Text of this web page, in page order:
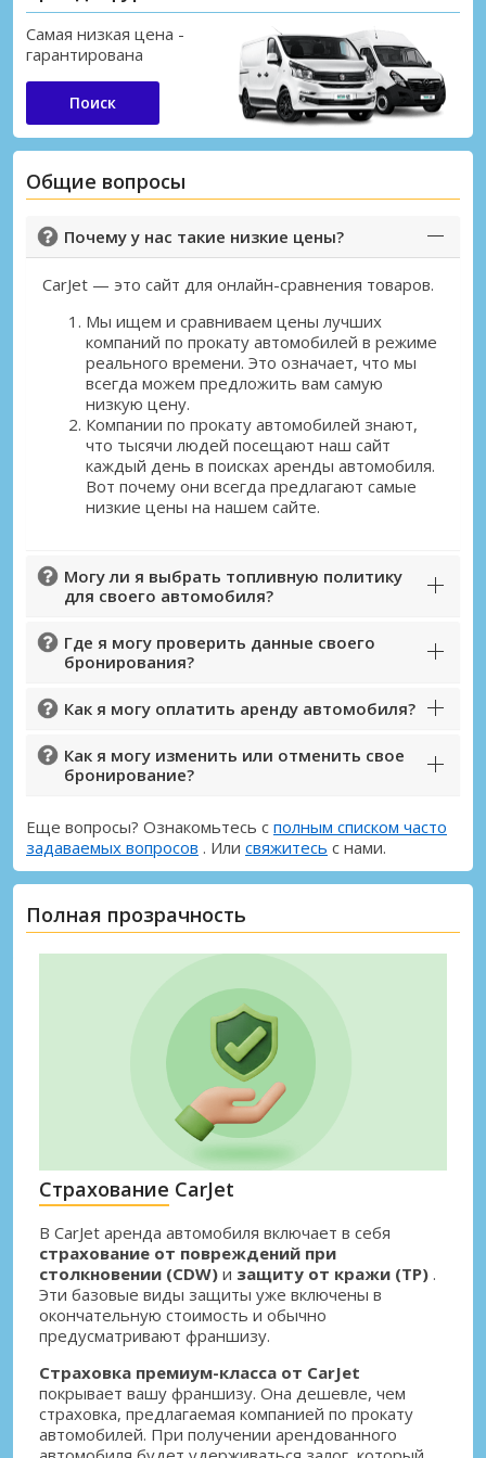
Лучшие сбережения
Получите доступ к эксклюзивным
предложениям партнёров
+ Швеция Направления
Йоханнесбург (JNB)
Йоханнесбург Лансерия (HLA)
Кимберли (KIM)
Крюгер-Мпумаланга (MQP)
Маргейт (MGH)
Мтата (UTT)
Пхалаборва (PHW)
Питермарицбург (PZB)
+ Южная Африка Направления
Самая низкая цена -
гарантирована
Поиск
Общие вопросы
Почему у нас такие низкие цены?
CarJet — это сайт для онлайн-сравнения товаров.
Мы ищем и сравниваем цены лучших
компаний по прокату автомобилей в режиме
реального времени. Это означает, что мы
всегда можем предложить вам самую
низкую цену.
Компании по прокату автомобилей знают,
что тысячи людей посещают наш сайт
каждый день в поисках аренды автомобиля.
Вот почему они всегда предлагают самые
низкие цены на нашем сайте.
Могу ли я выбрать топливную политику
для своего автомобиля?
Где я могу проверить данные своего
бронирования?
Как я могу оплатить аренду автомобиля?
Как я могу изменить или отменить свое
бронирование?
Еще вопросы? Ознакомьтесь с полным списком часто
задаваемых вопросов . Или свяжитесь с нами.
Полная прозрачность
Страхование CarJet
В CarJet аренда автомобиля включает в себя
страхование от повреждений при
столкновении (CDW) и защиту от кражи (TP) .
Эти базовые виды защиты уже включены в
окончательную стоимость и обычно
предусматривают франшизу.
Страховка премиум-класса от CarJet
покрывает вашу франшизу. Она дешевле, чем
страховка, предлагаемая компанией по прокату
автомобилей. При получении арендованного